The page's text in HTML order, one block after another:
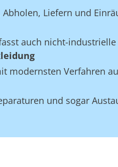
Liefern und
auch nicht-
modernsten Verfahren
und sogar